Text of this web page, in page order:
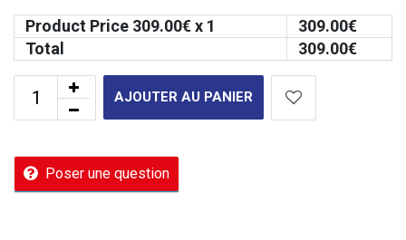
Product Price 309.00€ x 1 309.00€
Total
309.00€
AJOUTER AU PANIER
Poser une question